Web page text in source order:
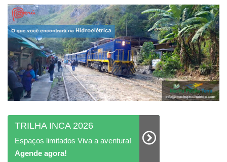
TRILHA INCA 2026
Espaços limitados Viva a aventura!
Agende agora!